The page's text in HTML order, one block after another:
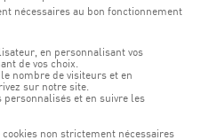
Bereich mit einer
sowie einem